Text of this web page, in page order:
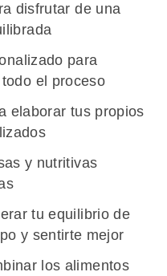
disfrutar de una
para
el proceso
elaborar tus propios
y nutritivas
tu equilibrio de
y sentirte mejor
los alimentos